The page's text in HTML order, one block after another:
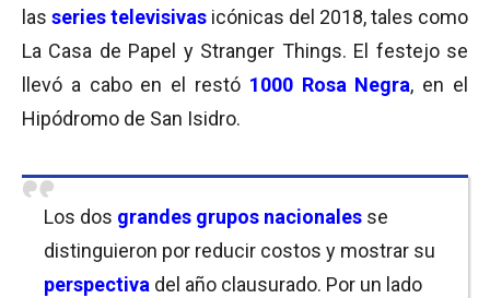
las series televisivas icónicas del 2018, tales como
La Casa de Papel y Stranger Things. El festejo se
llevó a cabo en el restó 1000 Rosa Negra, en el
Hipódromo de San Isidro.
Los dos grandes grupos nacionales se
distinguieron por reducir costos y mostrar su
perspectiva del año clausurado. Por un lado